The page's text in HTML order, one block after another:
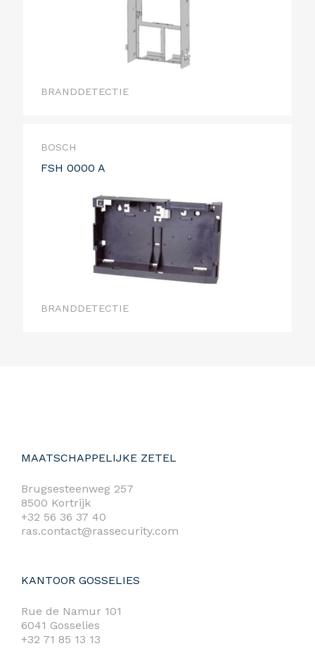
BRANDDETECTIE
BOSCH
FSH 0000 A
BRANDDETECTIE
MAATSCHAPPELIJKE ZETEL
Brugsesteenweg 257
8500 Kortrijk
+32 56 36 37 40
ras.contact@rassecurity.com
KANTOOR GOSSELIES
Rue de Namur 101
6041 Gosselies
+32 71 85 13 13